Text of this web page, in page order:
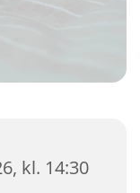
kl. 14:30